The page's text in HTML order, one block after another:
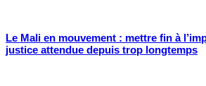
Le Mali en mouvement : mettre fin à
justice attendue depuis trop longtemps